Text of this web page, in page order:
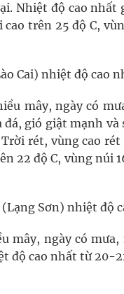
Nhiệt độ cao nhất
trên 25 độ C,
Cai) nhiệt độ cao
mây, ngày có
đá, gió giật mạnh
Trời rét, vùng cao
22 độ C, vùng núi
(Lạng Sơn) nhiệt độ
mây, ngày có
độ cao nhất từ 20-